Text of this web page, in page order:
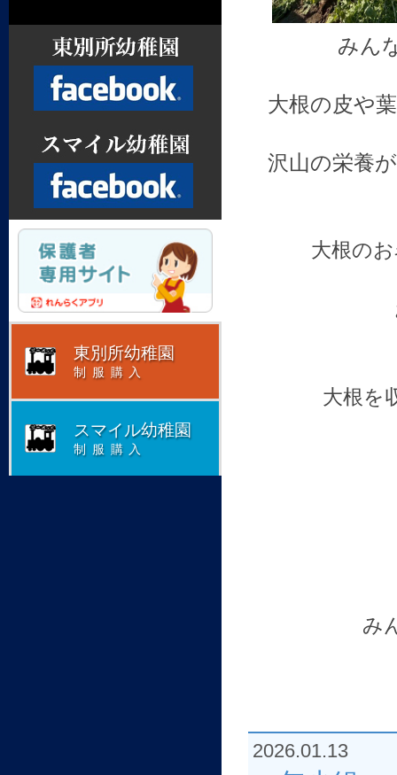
みん
大根の皮や
沢山の栄養
大根の
大根を
み
2026.01.13
Facebook
Facebook
東別所幼稚園
制服購入
スマイル幼稚園
制服購入